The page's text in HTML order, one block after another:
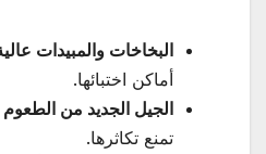
البخاخات والمبيدات
أماكن اختبائها.
الجيل الجديد من
تمنع تكاثرها.